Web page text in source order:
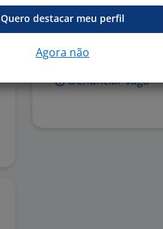
Assistência médica
segurança do
Denunciar vaga
Quero destacar meu perfil
Agora não